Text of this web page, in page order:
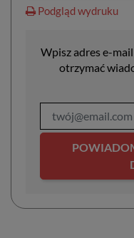
Podgląd wydruku
Wpisz adres e-
otrzymać